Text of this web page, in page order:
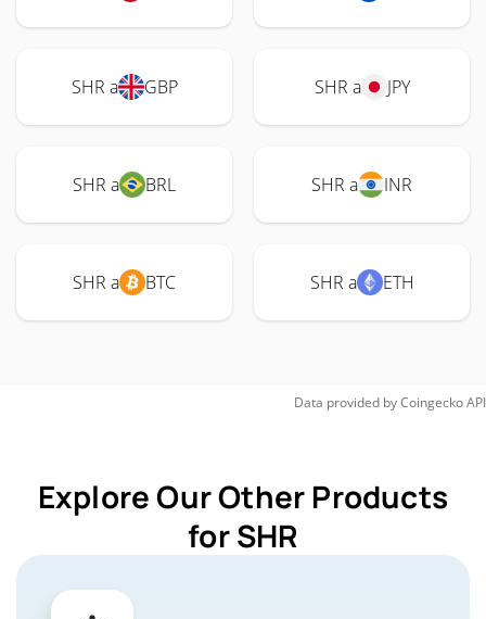
SHR a GBP SHR a JPY
SHR a BRL SHR a INR
SHR a BTC SHR a ETH
Data provided byCoingeckoAPI
Explore Our Other Products
for SHR